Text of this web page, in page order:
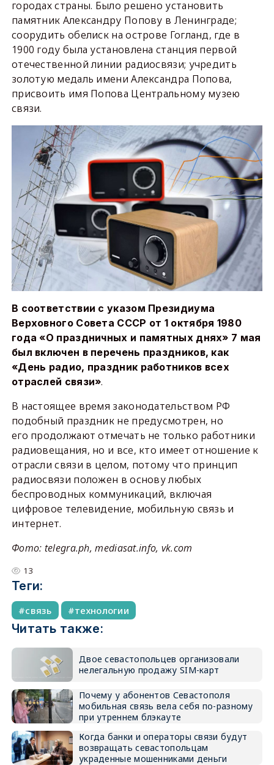
городах страны. Было решено установить
памятник Александру Попову в Ленинграде;
соорудить обелиск на острове Гогланд, где в
1900 году была установлена станция первой
отечественной линии радиосвязи; учредить
золотую медаль имени Александра Попова,
присвоить имя Попова Центральному музею
связи.
В соответствии с указом Президиума
Верховного Совета СССР от 1 октября 1980
года «О праздничных и памятных днях» 7 мая
был включен в перечень праздников, как
«День радио, праздник работников всех
отраслей связи».
В настоящее время законодательством РФ
подобный праздник не предусмотрен, но
его продолжают отмечать не только работники
радиовещания, но и все, кто имеет отношение к
отрасли связи в целом, потому что принцип
радиосвязи положен в основу любых
беспроводных коммуникаций, включая
цифровое телевидение, мобильную связь и
интернет.
Фото: telegra.ph, mediasat.info, vk.com
13
Теги:
связь технологии
Читать также:
Двое севастопольцев организовали
нелегальную продажу SIM-карт
Почему у абонентов Севастополя
мобильная связь вела себя по-разному
при утреннем блэкауте
Когда банки и операторы связи будут
возвращать севастопольцам
украденные мошенниками деньги